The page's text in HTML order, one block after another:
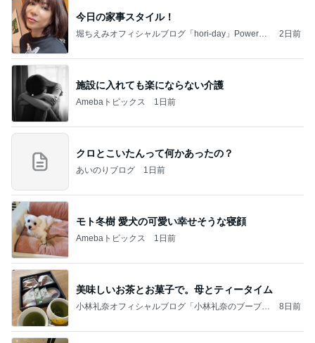
今日の家事スタイル！
堀ちえみオフィシャルブログ「hori-day」Powered
2日前
施設に入れても楽にならない介護
Amebaトピックス 1日前
クロとこいたんって何かあったの？
あいのりブログ 1日前
モト冬樹 愛犬の可愛い幸せそうな寝顔
Amebaトピックス 1日前
美味しいお茶とお菓子で。母とティータイム
小林礼奈オフィシャルブログ「小林礼奈のブーブー
8日前